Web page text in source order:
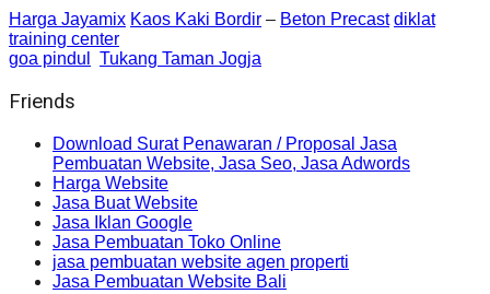
Harga Jayamix Kaos Kaki Bordir – Beton Precast diklat
training center
goa pindul
Tukang Taman Jogja
Friends
Download Surat Penawaran / Proposal Jasa
Pembuatan Website, Jasa Seo, Jasa Adwords
Harga Website
Jasa Buat Website
Jasa Iklan Google
Jasa Pembuatan Toko Online
jasa pembuatan website agen properti
Jasa Pembuatan Website Bali